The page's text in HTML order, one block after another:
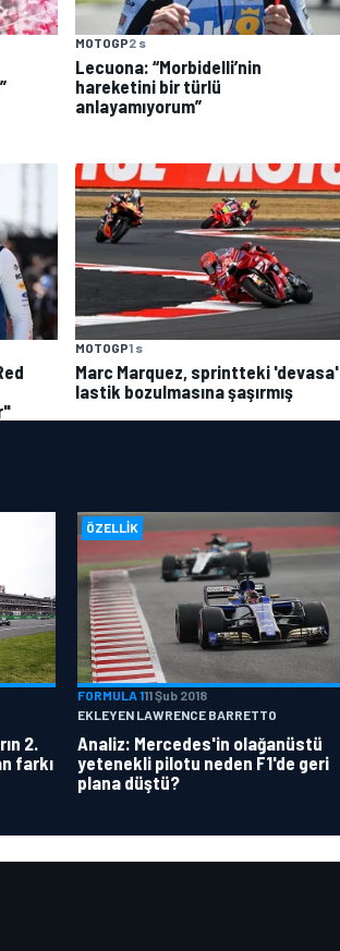
MOTOGP2 s
Lecuona: “Morbidelli’nin
hareketini bir türlü
anlayamıyorum”
MOTOGP1 s
Marc Marquez, sprintteki 'devasa'
lastik bozulmasına şaşırmış
2.
farkı
ÖZELLIK
FORMULA 111 Şub 2018
EKLEYEN LAWRENCE BARRETTO
Analiz: Mercedes'in olağanüstü
yetenekli pilotu neden F1'de geri
plana düştü?